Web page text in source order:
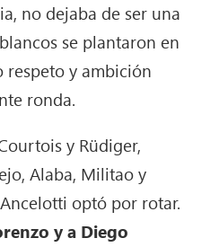
no dejaba de ser una
se plantaron en
respeto y ambición
ronda.
y Rüdiger,
Alaba, Militao y
optó por rotar.
y a Diego